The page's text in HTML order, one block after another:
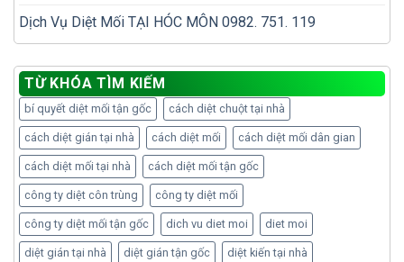
Dịch Vụ Diệt Mối TẠI HÓC MÔN 0982. 751. 119
TỪ KHÓA TÌM KIẾM
bí quyết diệt mối tận gốc cách diệt chuột tại nhà
cách diệt gián tại nhà cách diệt mối cách diệt mối dân gian
cách diệt mối tại nhà cách diệt mối tận gốc
công ty diệt côn trùng công ty diệt mối
công ty diệt mối tận gốc dich vu diet moi diet moi
diệt gián tại nhà diệt gián tận gốc diệt kiến tại nhà